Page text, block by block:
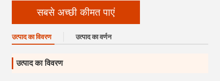
सबसे अच्छी कीमत पाएं
उत्पाद का विवरण उत्पाद का वर्णन
उत्पाद का विवरण